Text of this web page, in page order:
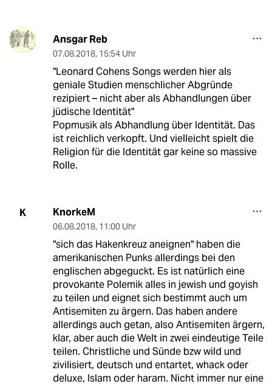
Ansgar Reb
07.08.2018, 15:54 Uhr
"Leonard Cohens Songs werden hier als
geniale Studien menschlicher Abgründe
rezipiert – nicht aber als Abhandlungen über
jüdische Identität"
Popmusik als Abhandlung über Identität. Das
ist reichlich verkopft. Und vielleicht spielt die
Religion für die Identität gar keine so massive
Rolle.
K KnorkeM
06.08.2018, 11:00 Uhr
"sich das Hakenkreuz aneignen" haben die
amerikanischen Punks allerdings bei den
englischen abgeguckt. Es ist natürlich eine
provokante Polemik alles in jewish und goyish
zu teilen und eignet sich bestimmt auch um
Antisemiten zu ärgern. Das haben andere
allerdings auch getan, also Antisemiten ärgern,
klar, aber auch die Welt in zwei eindeutige Teile
teilen. Christliche und Sünde bzw wild und
zivilisiert, deutsch und entartet, whack oder
deluxe, Islam oder haram. Nicht immer nur eine